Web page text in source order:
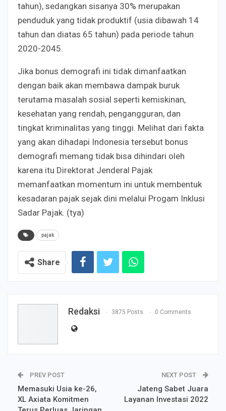
tahun), sedangkan sisanya 30% merupakan
penduduk yang tidak produktif (usia dibawah 14
tahun dan diatas 65 tahun) pada periode tahun
2020-2045.
Jika bonus demografi ini tidak dimanfaatkan
dengan baik akan membawa dampak buruk
terutama masalah sosial seperti kemiskinan,
kesehatan yang rendah, pengangguran, dan
tingkat kriminalitas yang tinggi. Melihat dari fakta
yang akan dihadapi Indonesia tersebut bonus
demografi memang tidak bisa dihindari oleh
karena itu Direktorat Jenderal Pajak
memanfaatkan momentum ini untuk membentuk
kesadaran pajak sejak dini melalui Progam Inklusi
Sadar Pajak. (tya)
pajak
Share
Redaksi 3875 Posts 0 Comments
PREV POST
Memasuki Usia ke-26,
XL Axiata Komitmen
NEXT POST
Jateng Sabet Juara
Layanan Investasi 2022